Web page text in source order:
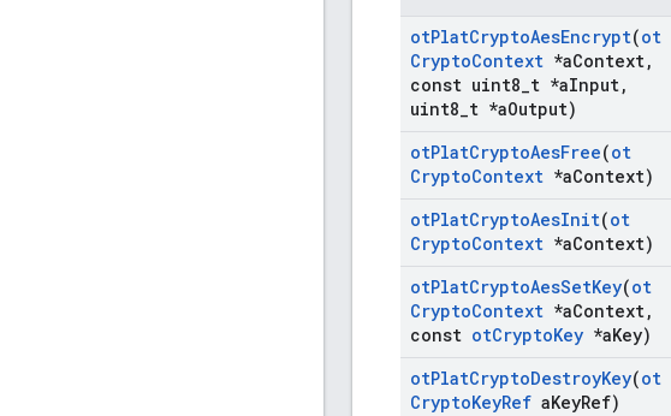
otPlatCryptoAesEncrypt(ot
CryptoContext *aContext,
const uint8 t *aInput,
uint8 t *aOutput)
otPlatCryptoAesFree(ot
CryptoContext *aContext)
otPlatCryptoAesInit(ot
CryptoContext *aContext)
otPlatCryptoAesSetKey(ot
CryptoContext *aContext,
const otCryptoKey *aKey)
otPlatCryptoDestroyKey(ot
CryptoKeyRef aKeyRef)